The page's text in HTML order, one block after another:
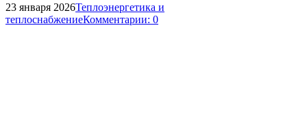
23 января 2026Теплоэнергетика и
теплоснабжениеКомментарии: 0